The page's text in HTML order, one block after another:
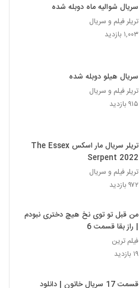
سریال شوالیه ماه دوبله شده
تریلر فیلم و سریال
۱,۰۰۳ بازدید
سریال هیلو دوبله شده
تریلر فیلم و سریال
۹۱۵ بازدید
تریلر سریال مار اسکس The Essex
Serpent 2022
تریلر فیلم و سریال
۹۷۲ بازدید
من قبل تو توی نخ هیچ دختری نبودم
| راز بقا قسمت 6
فیلم ترین
۱۹ بازدید
قسمت 17 سریال خاتون | دانلود